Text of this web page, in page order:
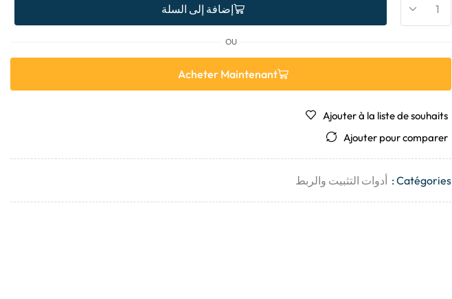
إضافة إلى السلة
OU
Acheter Maintenant
Ajouter à la liste de souhaits
Ajouter pour comparer
Catégories : أدوات التثبيت والربط